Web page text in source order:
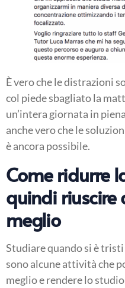
È vero che le distrazioni
col piede sbagliato la
un’intera giornata in
anche vero che le
è ancora possibile.
Come ridurre
quindi riuscire
meglio
Studiare quando si è
sono alcune attività che
meglio e rendere lo